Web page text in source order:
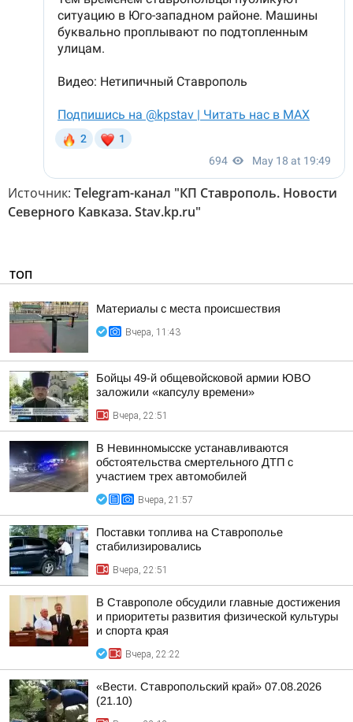
Источник: Telegram-канал "КП Ставрополь. Новости
Северного Кавказа. Stav.kp.ru"
ТОП
Материалы с места происшествия
Вчера, 11:43
Бойцы 49-й общевойсковой армии ЮВО
заложили «капсулу времени»
Вчера, 22:51
В Невинномысске устанавливаются
обстоятельства смертельного ДТП с
участием трех автомобилей
Вчера, 21:57
Поставки топлива на Ставрополье
стабилизировались
Вчера, 22:51
В Ставрополе обсудили главные достижения
и приоритеты развития физической культуры
и спорта края
Вчера, 22:22
«Вести. Ставропольский край» 07.08.2026
(21.10)